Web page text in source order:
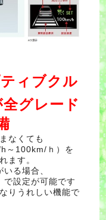
ィブクル
グレード
なくても
～100km/ｈ）を
ます。
る場合、
で設定が可能です
りうれしい機能で